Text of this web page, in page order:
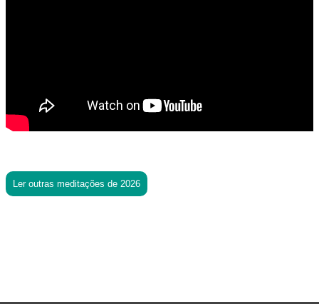
Ler outras meditações de 2026